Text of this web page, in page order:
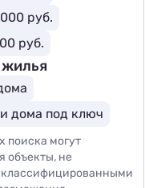
руб.
руб.
дома под ключ
поиска могут
объекты, не